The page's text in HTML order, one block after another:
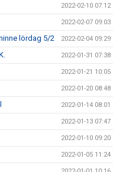
2022-02-10 07:12
2022-02-07 09:03
lördag 5/2 2022-02-04 09:29
2022-01-31 07:38
2022-01-21 10:05
2022-01-20 08:48
2022-01-14 08:01
2022-01-13 07:47
2022-01-10 09:20
2022-01-05 11:24